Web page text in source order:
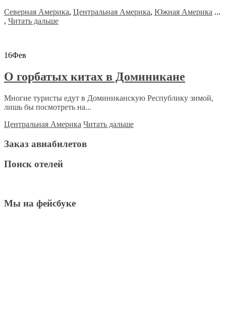
Северная Америка, Центральная Америка, Южная Америка ...
, Читать дальше
16Фев
О горбатых китах в Доминикане
Многие туристы едут в Доминиканскую Республику зимой,
лишь бы посмотреть на...
Центральная Америка Читать дальше
Заказ авиабилетов
Поиск отелей
Мы на фейсбуке